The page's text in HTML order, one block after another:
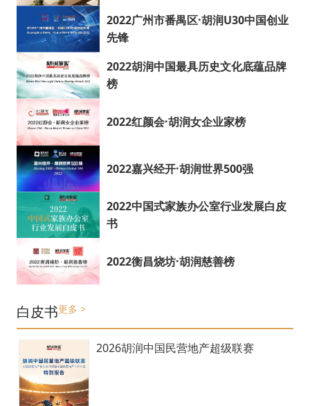
2022广州市番禺区·胡润U30中国创业
先锋
2022胡润中国最具历史文化底蕴品牌
榜
2022红颜会·胡润女企业家榜
2022嘉兴经开·胡润世界500强
2022中国式家族办公室行业发展白皮
书
2022衡昌烧坊·胡润慈善榜
白皮书更多 >